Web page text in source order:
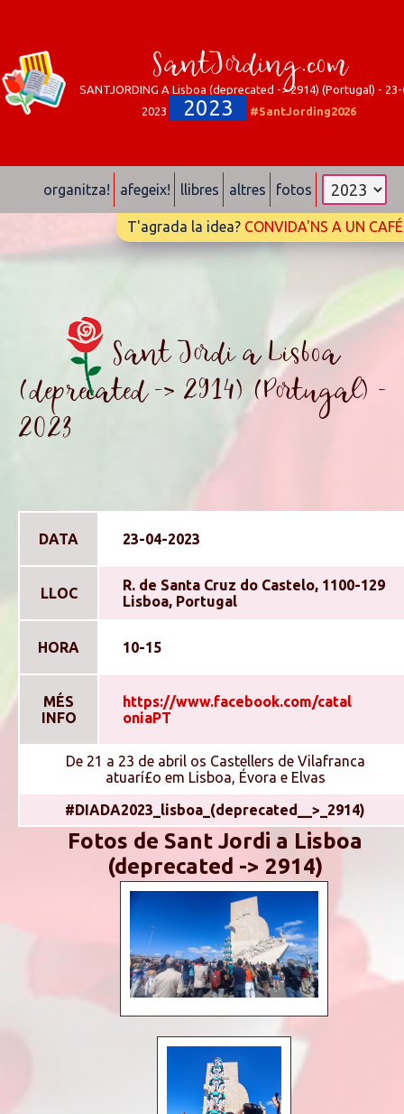
SantJording.com
SANTJORDING A Lisboa (deprecated -> 2914) (Portugal) -
2023
2023 #SantJording2026
organitza! afegeix! llibres altres fotos
T'agrada la idea? CONVIDA'NS A UN CAFÉ
Sant Jordi a Lisboa
(deprecated -> 2914) (Portugal) -
2023
DATA 23-04-2023
LLOC
R. de Santa Cruz do Castelo, 1100-129
Lisboa, Portugal
HORA 10-15
MÉS
INFO
https://www.facebook.com/catal
oniaPT
De 21 a 23 de abril os Castellers de Vilafranca
atuarí£o em Lisboa, Évora e Elvas
#DIADA2023_lisboa_(deprecated__>_2914)
Fotos de Sant Jordi a Lisboa
(deprecated -> 2914)